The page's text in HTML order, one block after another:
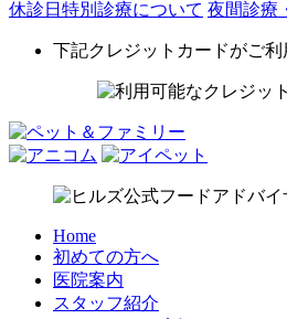
休診日特別診療について 夜間診療
下記クレジットカードがご利
Home
初めての方へ
医院案内
スタッフ紹介